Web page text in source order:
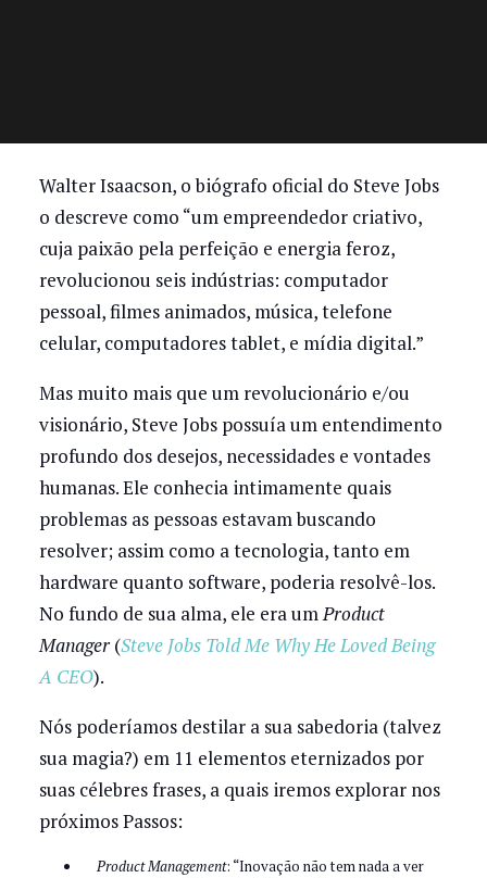
Walter Isaacson, o biógrafo oficial do Steve Jobs
o descreve como “um empreendedor criativo,
cuja paixão pela perfeição e energia feroz,
revolucionou seis indústrias: computador
pessoal, filmes animados, música, telefone
celular, computadores tablet, e mídia digital.”
Mas muito mais que um revolucionário e/ou
visionário, Steve Jobs possuía um entendimento
profundo dos desejos, necessidades e vontades
humanas. Ele conhecia intimamente quais
problemas as pessoas estavam buscando
resolver; assim como a tecnologia, tanto em
hardware quanto software, poderia resolvê-los.
No fundo de sua alma, ele era umProduct
Manager(Steve Jobs Told Me Why He Loved Being
A CEO).
Nós poderíamos destilar a sua sabedoria (talvez
sua magia?) em 11 elementos eternizados por
suas célebres frases, a quais iremos explorar nos
próximos Passos:
Product Management: “Inovação não tem nada a ver